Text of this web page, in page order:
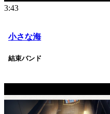
3:43
小さな海
結束バンド